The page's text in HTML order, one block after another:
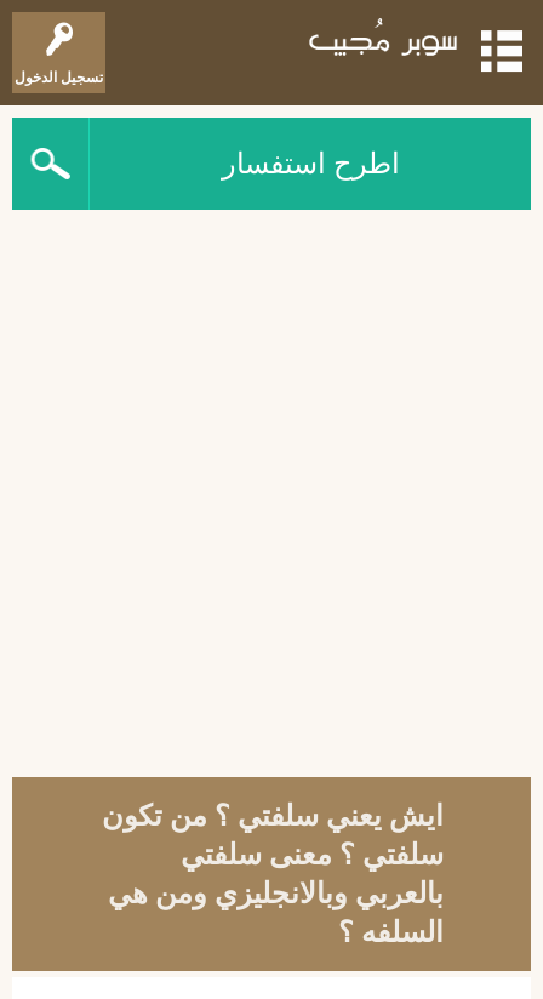
تسجيل الدخول
اطرح استفسار
ايش يعني سلفتي ؟ من تكون
سلفتي ؟ معنى سلفتي
بالعربي وبالانجليزي ومن هي
السلفه ؟